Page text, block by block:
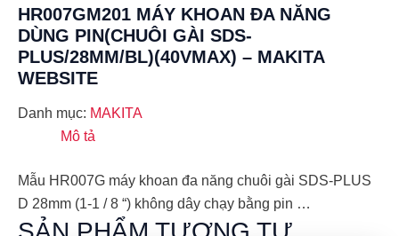
HR007GM201 MÁY KHOAN ĐA NĂNG
DÙNG PIN(CHUÔI GÀI SDS-
PLUS/28MM/BL)(40VMAX) – MAKITA
WEBSITE
Danh mục: MAKITA
Mô tả
Mẫu HR007G máy khoan đa năng chuôi gài SDS-PLUS
D 28mm (1-1 / 8 “) không dây chạy bằng pin …